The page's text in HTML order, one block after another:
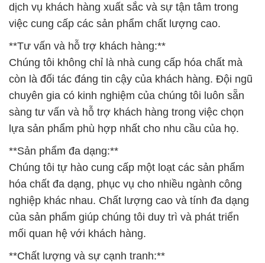
dịch vụ khách hàng xuất sắc và sự tận tâm trong
việc cung cấp các sản phẩm chất lượng cao.
**Tư vấn và hỗ trợ khách hàng:**
Chúng tôi không chỉ là nhà cung cấp hóa chất mà
còn là đối tác đáng tin cậy của khách hàng. Đội ngũ
chuyên gia có kinh nghiệm của chúng tôi luôn sẵn
sàng tư vấn và hỗ trợ khách hàng trong việc chọn
lựa sản phẩm phù hợp nhất cho nhu cầu của họ.
**Sản phẩm đa dạng:**
Chúng tôi tự hào cung cấp một loạt các sản phẩm
hóa chất đa dạng, phục vụ cho nhiều ngành công
nghiệp khác nhau. Chất lượng cao và tính đa dạng
của sản phẩm giúp chúng tôi duy trì và phát triển
mối quan hệ với khách hàng.
**Chất lượng và sự cạnh tranh:**